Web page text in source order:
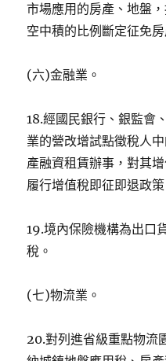
市場應用的房產、地盤
空中積的比例斷定征免
(六)金融業。
18.經國民銀行、銀監會
業的營改增試點徵稅人
產融資租賃辦事，對其
履行增值稅即征即退政策
19.境內保險機構為出口
稅。
(七)物流業。
20.對列進省級重點物流